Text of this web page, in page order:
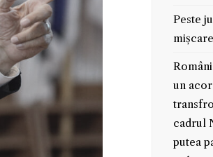
Peste
mișcare
un
cadrul
putea